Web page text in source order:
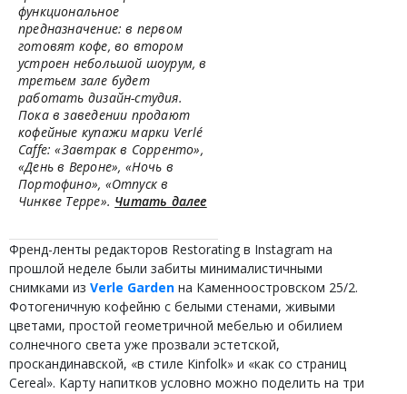
функциональное
предназначение: в первом
готовят кофе, во втором
устроен небольшой шоурум, в
третьем зале будет
работать дизайн-студия.
Пока в заведении продают
кофейные купажи марки Verlé
Caffe: «Завтрак в Сорренто»,
«День в Вероне», «Ночь в
Портофино», «Отпуск в
Чинкве Терре». Читать далее
Френд-ленты редакторов Restorating в Instagram на
прошлой неделе были забиты минималистичными
снимками из Verle Garden на Каменноостровском 25/2.
Фотогеничную кофейню с белыми стенами, живыми
цветами, простой геометричной мебелью и обилием
солнечного света уже прозвали эстетской,
проскандинавской, «в стиле Kinfolk» и «как со страниц
Cereal». Карту напитков условно можно поделить на три